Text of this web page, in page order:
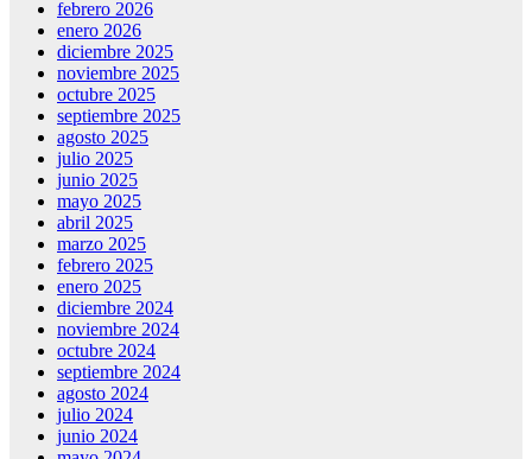
febrero 2026
enero 2026
diciembre 2025
noviembre 2025
octubre 2025
septiembre 2025
agosto 2025
julio 2025
junio 2025
mayo 2025
abril 2025
marzo 2025
febrero 2025
enero 2025
diciembre 2024
noviembre 2024
octubre 2024
septiembre 2024
agosto 2024
julio 2024
junio 2024